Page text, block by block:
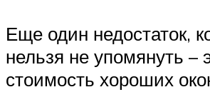
Еще один недостаток,
нельзя не упомянуть –
стоимость хороших